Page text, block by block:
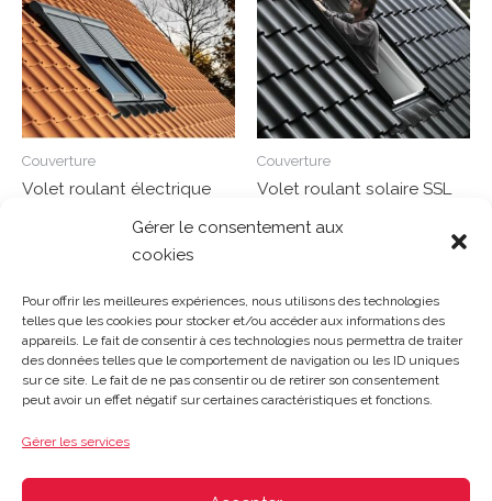
Gérer le consentement aux
cookies
Pour offrir les meilleures expériences, nous utilisons des technologies
telles que les cookies pour stocker et/ou accéder aux informations des
appareils. Le fait de consentir à ces technologies nous permettra de traiter
des données telles que le comportement de navigation ou les ID uniques
sur ce site. Le fait de ne pas consentir ou de retirer son consentement
peut avoir un effet négatif sur certaines caractéristiques et fonctions.
Gérer les services
Couverture
Volet roulant électrique
5
Couverture
Volet roulant solaire SSL
5
Gosset Matériaux 2023 © Tous droits réservés |Mentions